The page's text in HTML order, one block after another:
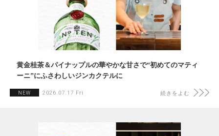
黄金桂茶＆パイナップルの華やかな甘さで“初めてのマティ
ーニ”にふさわしいジンカクテルに
NEW 2026.07.17 Fri 続きをよむ